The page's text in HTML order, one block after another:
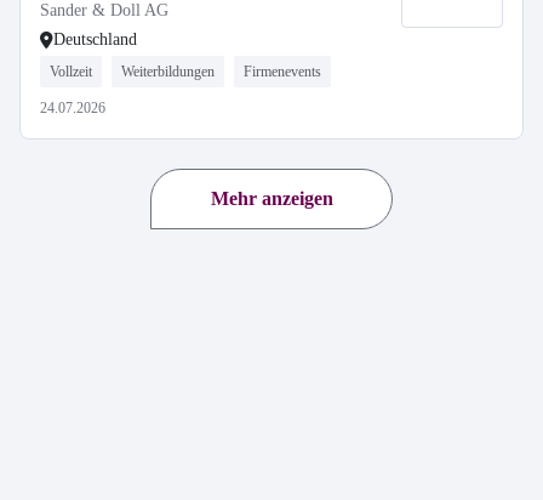
Sander & Doll AG
Deutschland
Vollzeit Weiterbildungen Firmenevents
24.07.2026
Mehr anzeigen